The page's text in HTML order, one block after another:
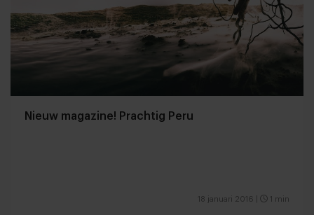
Nieuw magazine! Prachtig Peru
18 januari 2016 1 min